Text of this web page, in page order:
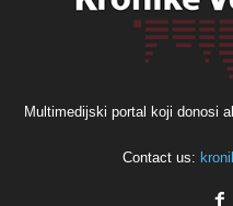
Multimedijski portal koji donosi
Contact us: